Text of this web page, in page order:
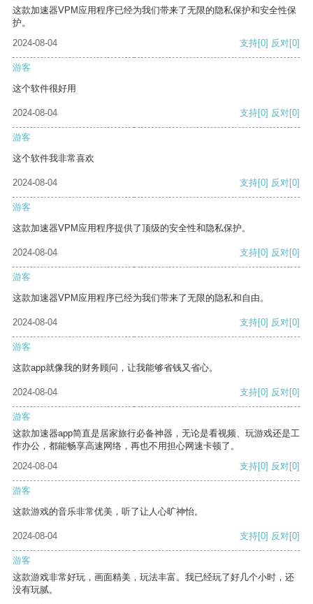
这款加速器VPM应用程序已经为我们带来了无限的隐私保护和安全性保
护。
2024-08-04
支持[0] 反对[0]
游客
这个软件很好用
2024-08-04 支持[0] 反对[0]
游客
这个软件我非常喜欢
2024-08-04 支持[0] 反对[0]
游客
这款加速器VPM应用程序提供了顶级的安全性和隐私保护。
2024-08-04 支持[0] 反对[0]
游客
这款加速器VPM应用程序已经为我们带来了无限的隐私和自由。
2024-08-04 支持[0] 反对[0]
游客
这款app就像我的财务顾问，让我能够省钱又省心。
2024-08-04 支持[0] 反对[0]
游客
这款加速器app简直是居家旅行必备神器，无论是看视频、玩游戏还是工
作办公，都能畅享高速网络，再也不用担心网速卡顿了。
2024-08-04
支持[0] 反对[0]
游客
这款游戏的音乐非常优美，听了让人心旷神怡。
2024-08-04 支持[0] 反对[0]
游客
这款游戏非常好玩，画面精美，玩法丰富。我已经玩了好几个小时，还
没有玩腻。